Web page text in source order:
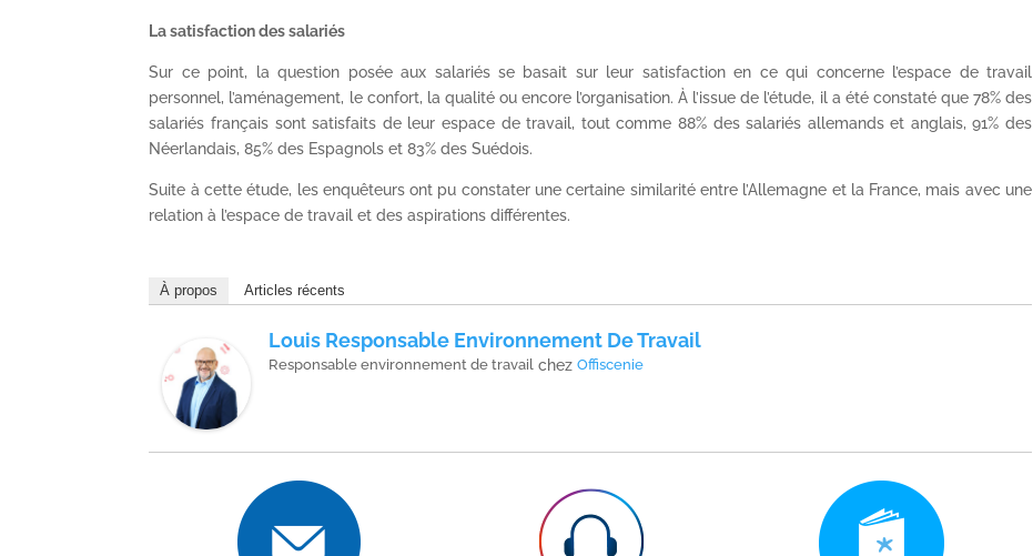
La satisfaction des salariés
Sur ce point, la question posée aux salariés se basait sur leur satisfaction en ce qui concerne l’espace de travail
personnel, l’aménagement, le confort, la qualité ou encore l’organisation. À l’issue de l’étude, il a été constaté que 78% des
salariés français sont satisfaits de leur espace de travail, tout comme 88% des salariés allemands et anglais, 91% des
Néerlandais, 85% des Espagnols et 83% des Suédois.
Suite à cette étude, les enquêteurs ont pu constater une certaine similarité entre l’Allemagne et la France, mais avec une
relation à l’espace de travail et des aspirations différentes.
À propos Articles récents
Louis Responsable Environnement De Travail
Responsable environnement de travail chezOffiscenie